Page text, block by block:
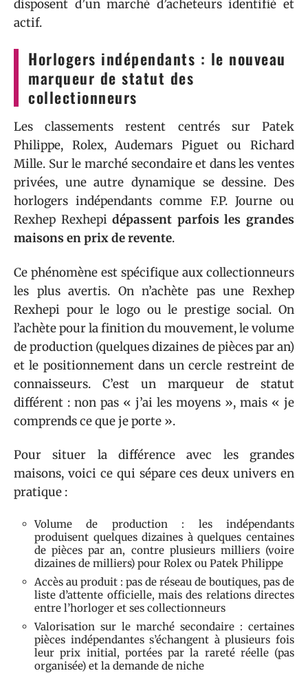
disposent d’un marché d’acheteurs identifié et
actif.
Horlogers indépendants : le nouveau
marqueur de statut des
collectionneurs
Les classements restent centrés sur Patek
Philippe, Rolex, Audemars Piguet ou Richard
Mille. Sur le marché secondaire et dans les ventes
privées, une autre dynamique se dessine. Des
horlogers indépendants comme F.P. Journe ou
Rexhep Rexhepidépassent parfois les grandes
maisons en prix de revente.
Ce phénomène est spécifique aux collectionneurs
les plus avertis. On n’achète pas une Rexhep
Rexhepi pour le logo ou le prestige social. On
l’achète pour la finition du mouvement, le volume
de production (quelques dizaines de pièces par an)
et le positionnement dans un cercle restreint de
connaisseurs. C’est un marqueur de statut
différent : non pas « j’ai les moyens », mais « je
comprends ce que je porte ».
Pour situer la différence avec les grandes
maisons, voici ce qui sépare ces deux univers en
pratique :
Volume de production : les indépendants
produisent quelques dizaines à quelques centaines
de pièces par an, contre plusieurs milliers (voire
dizaines de milliers) pour Rolex ou Patek Philippe
Accès au produit : pas de réseau de boutiques, pas de
liste d’attente officielle, mais des relations directes
entre l’horloger et ses collectionneurs
Valorisation sur le marché secondaire : certaines
pièces indépendantes s’échangent à plusieurs fois
leur prix initial, portées par la rareté réelle (pas
organisée) et la demande de niche